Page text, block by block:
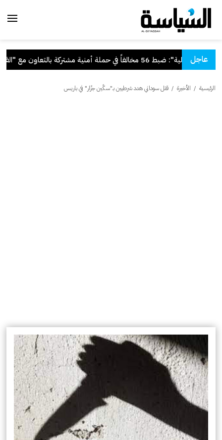
عاجل
"الداخلية": ضبط 56 مخالفاً في حملة أمنية مشتركة بالتعاون مع "القوى العاملة"
الرئيسية / الأخيرة / قتل سوداني هدد شرطيين بـ"سكّين جزّار" في باريس